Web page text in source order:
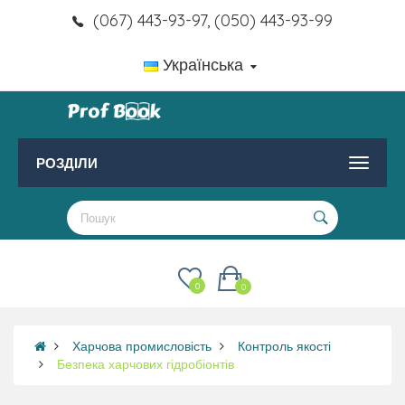
(067) 443-93-97, (050) 443-93-99
Українська
РОЗДІЛИ
0
0
Харчова промисловість
Контроль якості
Безпека харчових гідробіонтів